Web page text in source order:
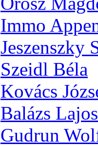
Im­mo
Je­szensz­ky
Szeidl Bé­la
Ko­vács
Ba­lázs La­jos
Gud­run